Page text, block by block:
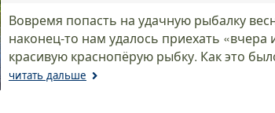
Вовремя попасть на удачную рыбалку
наконец-то нам удалось приехать
красивую краснопёрую рыбку. Как это
читать дальше